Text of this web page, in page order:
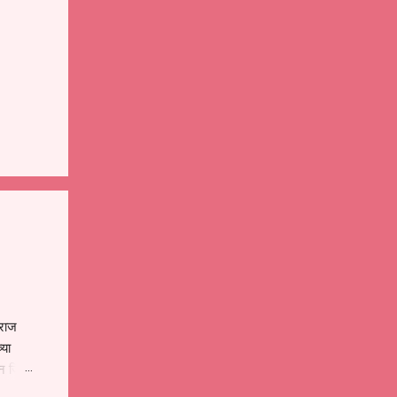
जिवा